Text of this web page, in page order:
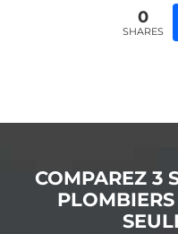
0
SHARES
COMPAREZ 3